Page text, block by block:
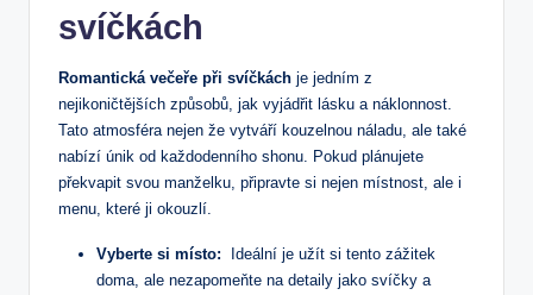
svíčkách
Romantická večeře při svíčkách je jedním z
nejikoničtějších způsobů, jak vyjádřit lásku ​a náklonnost.
Tato atmosféra nejen ‌že vytváří kouzelnou náladu, ale také
nabízí ⁤únik od každodenního shonu. Pokud plánujete
překvapit svou manželku, připravte si nejen místnost, ale i
menu, ⁢které ji okouzlí.
Vyberte si místo: ⁤ Ideální je užít⁤ si ​tento zážitek
⁤doma, ale nezapomeňte na detaily jako​ svíčky ‍a